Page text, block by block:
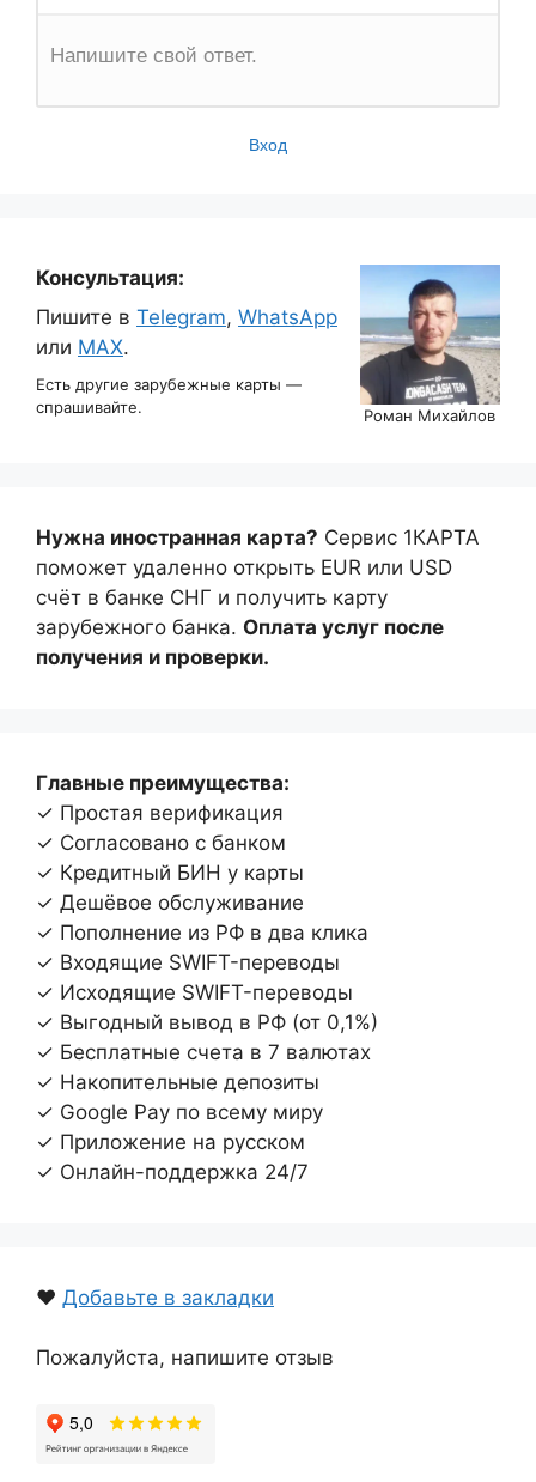
Напишите свой ответ.
Вход
Консультация:
Пишите в Telegram, WhatsApp
или MAX.
Есть другие зарубежные карты —
спрашивайте.
Роман Михайлов
Нужна иностранная карта? Сервис 1КАРТА
поможет удаленно открыть EUR или USD
счёт в банке СНГ и получить карту
зарубежного банка. Оплата услуг после
получения и проверки.
Главные преимущества:
✓ Простая верификация
✓ Согласовано с банком
✓ Кредитный БИН у карты
✓ Дешёвое обслуживание
✓ Пополнение из РФ в два клика
✓ Входящие SWIFT-переводы
✓ Исходящие SWIFT-переводы
✓ Выгодный вывод в РФ (от 0,1%)
✓ Бесплатные счета в 7 валютах
✓ Накопительные депозиты
✓ Google Pay по всему миру
✓ Приложение на русском
✓ Онлайн-поддержка 24/7
❤️ Добавьте в закладки
Пожалуйста, напишите отзыв